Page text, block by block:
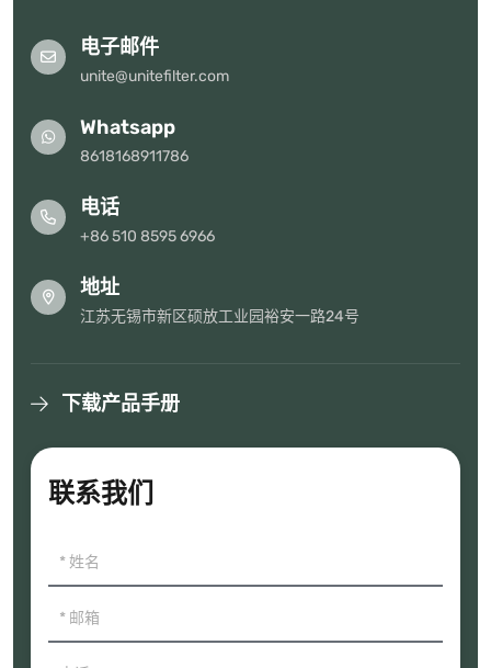
电子邮件
unite@unitefilter.com
Whatsapp
8618168911786
电话
+86 510 8595 6966
地址
江苏无锡市新区硕放工业园裕安一路24号
下载产品手册
联系我们